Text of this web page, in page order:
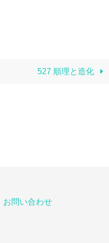
527 順理と造化
お問い合わせ